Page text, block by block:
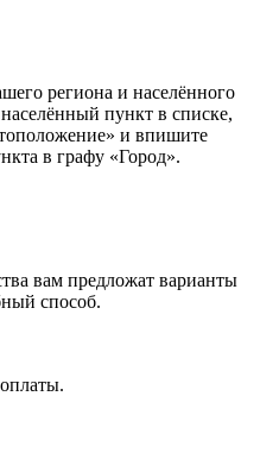
региона и населённого
пункт в списке,
и впишите
в графу «Город».
вам предложат варианты
способ.